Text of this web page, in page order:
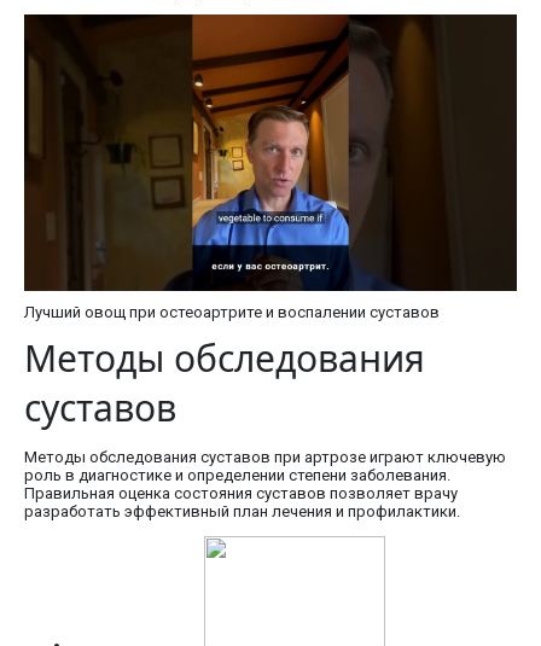
Лучший овощ при остеоартрите и воспалении суставов
Методы обследования
суставов
Методы обследования суставов при артрозе играют ключевую
роль в диагностике и определении степени заболевания.
Правильная оценка состояния суставов позволяет врачу
разработать эффективный план лечения и профилактики.